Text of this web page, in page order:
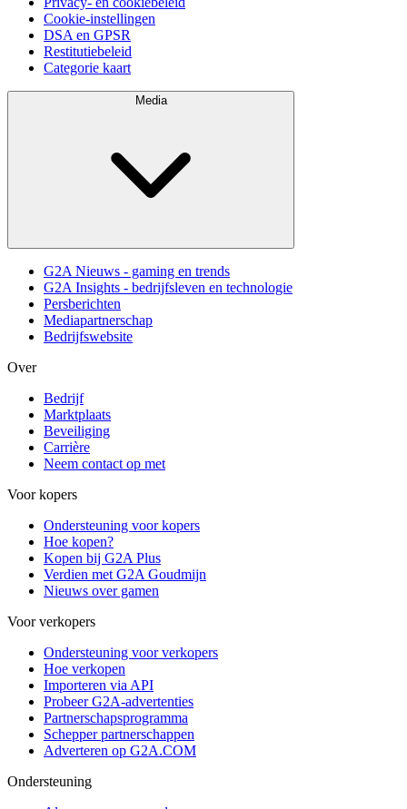
Cookie-instellingen
DSA en GPSR
Restitutiebeleid
Categorie kaart
Media
G2A Nieuws - gaming en trends
G2A Insights - bedrijfsleven en technologie
Persberichten
Mediapartnerschap
Bedrijfswebsite
Over
Bedrijf
Marktplaats
Beveiliging
Carrière
Neem contact op met
Voor kopers
Ondersteuning voor kopers
Hoe kopen?
Kopen bij G2A Plus
Verdien met G2A Goudmijn
Nieuws over gamen
Voor verkopers
Ondersteuning voor verkopers
Hoe verkopen
Importeren via API
Probeer G2A-advertenties
Partnerschapsprogramma
Schepper partnerschappen
Adverteren op G2A.COM
Ondersteuning